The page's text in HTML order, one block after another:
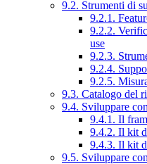
9.2. Strumenti di
9.2.1.
9.2.2.
use
9.2.3.
9.2.4.
9.2.5.
9.3. Catalogo del
9.4. Sviluppare
9.4.1. Il
9.4.2. Il kit
9.4.3. Il kit
9.5. Sviluppare